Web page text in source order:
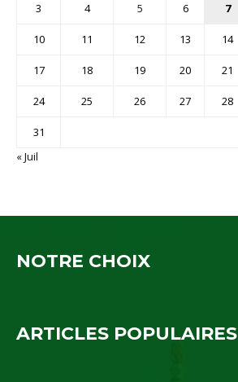
3 4 5 6 7
10 11 12 13 14
17 18 19 20 21
24 25 26 27 28
31
« Juil
NOTRE CHOIX
ARTICLES POPULAIRES